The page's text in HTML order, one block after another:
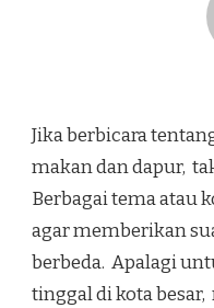
Jika berbicara
makan dan dapur,
Berbagai tema atau
agar memberikan
berbeda. Apalagi
tinggal di kota